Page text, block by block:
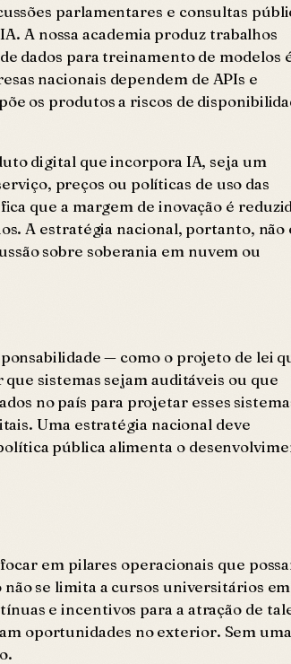
parlamentares e consultas
A nossa academia produz trabalhos
dados para treinamento de modelos
nacionais dependem de APIs e
os produtos a riscos de
digital que incorpora IA, seja um
preços ou políticas de uso das
que a margem de inovação é
A estratégia nacional, portanto, não
sobre soberania em nuvem ou
— como o projeto de lei
sistemas sejam auditáveis ou que
no país para projetar esses
Uma estratégia nacional deve
pública alimenta o
em pilares operacionais que
se limita a cursos universitários em
e incentivos para a atração de
oportunidades no exterior. Sem uma